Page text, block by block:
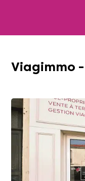
Viagimmo